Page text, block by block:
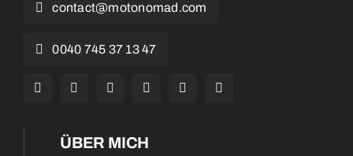
contact@motonomad.com
0040 745 37 13 47
ÜBER MICH